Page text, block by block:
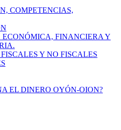
COMPETENCIAS,
FINANCIERA Y
Y NO FISCALES
EL DINERO OYÓN-OION?